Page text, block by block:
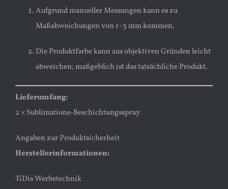
Aufgrund manueller Messungen kann es zu
Maßabweichungen von 1–3 mm kommen.
Die Produktfarbe kann aus objektiven Gründen leicht
abweichen; maßgeblich ist das tatsächliche Produkt.
Lieferumfang:
2 × Sublimations-Beschichtungsspray
Angaben zur Produktsicherheit
Herstellerinformationen:
TiDis Werbetechnik